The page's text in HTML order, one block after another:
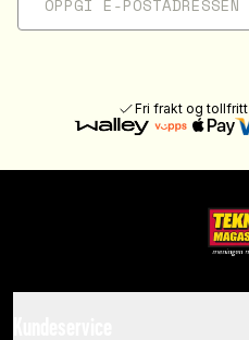
Fri frakt og tollfritt